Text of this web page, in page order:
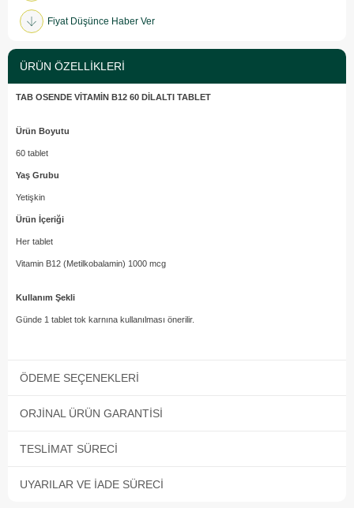
Fiyat Düşünce Haber Ver
ÜRÜN ÖZELLIKLERI
TAB OSENDE VİTAMİN B12 60 DİLALTI TABLET
Ürün Boyutu
60 tablet
Yaş Grubu
Yetişkin
Ürün İçeriği
Her tablet
Vitamin B12 (Metilkobalamin) 1000 mcg
Kullanım Şekli
Günde 1 tablet tok karnına kullanılması önerilir.
ÖDEME SEÇENEKLERI
ORJINAL ÜRÜN GARANTISI
TESLIMAT SÜRECI
UYARILAR VE İADE SÜRECI